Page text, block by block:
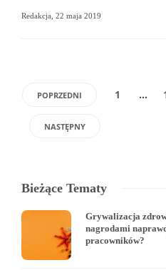
Redakcja 22 maja 2019
POPRZEDNI 1 …
NASTĘPNY
Bieżące Tematy
Grywalizacja
nagrodami
pracowników?